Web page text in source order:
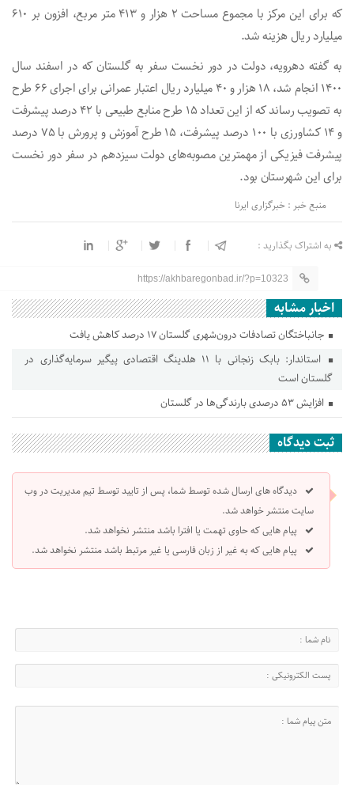
که برای این مرکز با مجموع مساحت ۲ هزار و ۴۱۳ متر مربع، افزون بر ۶۱۰
میلیارد ریال هزینه شد.
به گفته دهرویه، دولت در دور نخست سفر به گلستان که در اسفند سال
۱۴۰۰ انجام شد، ۱۸ هزار و ۴۰ میلیارد ریال اعتبار عمرانی برای اجرای ۶۶ طرح
به تصویب رساند که از این تعداد ۱۵ طرح منابع طبیعی با ۴۲ درصد پیشرفت
و ۱۴ کشاورزی با ۱۰۰ درصد پیشرفت، ۱۵ طرح آموزش و پرورش با ۷۵ درصد
پیشرفت فیزیکی از مهمترین مصوبه‌های دولت سیزدهم در سفر دور نخست
برای این شهرستان بود.
منبع خبر : خبرگزاری ایرنا
به اشتراک بگذارید :
https://akhbaregonbad.ir/?p=10323
اخبار مشابه
جانباختگان تصادفات درون‌شهری گلستان ۱۷ درصد کاهش یافت
استاندار: بابک زنجانی با ۱۱ هلدینگ اقتصادی پیگیر سرمایه‌گذاری در
گلستان است
افزایش ۵۳ درصدی بارندگی‌ها در گلستان
ثبت دیدگاه
دیدگاه های ارسال شده توسط شما، پس از تایید توسط تیم مدیریت در وب
سایت منتشر خواهد شد.
پیام هایی که حاوی تهمت یا افترا باشد منتشر نخواهد شد.
پیام هایی که به غیر از زبان فارسی یا غیر مرتبط باشد منتشر نخواهد شد.